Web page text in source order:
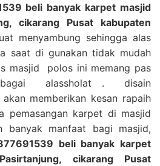
beli banyak karpet masjid
cikarang Pusat kabupaten
menyambung sehingga alas
saat di gunakan tidak mudah
masjid polos ini memang pas
alassholat . disain
memberikan kesan rapaih
pemasangan karpet di masjid
banyak manfaat bagi masjid,
beli banyak karpet
cikarang Pusat